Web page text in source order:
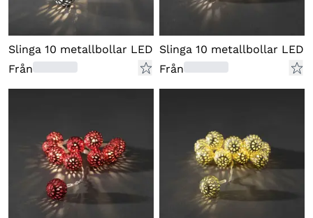
Slinga 10 metallbollar LED
Från
Slinga 10 metallbollar LED
Från